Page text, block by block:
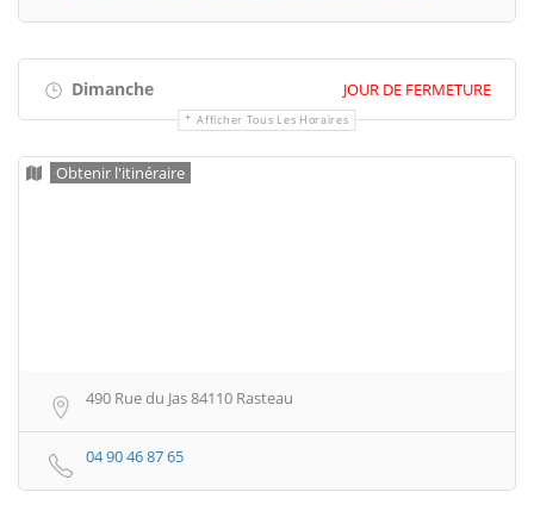
Dimanche JOUR DE FERMETURE
Afficher Tous Les Horaires
Obtenir l'itinéraire
490 Rue du Jas 84110 Rasteau
04 90 46 87 65